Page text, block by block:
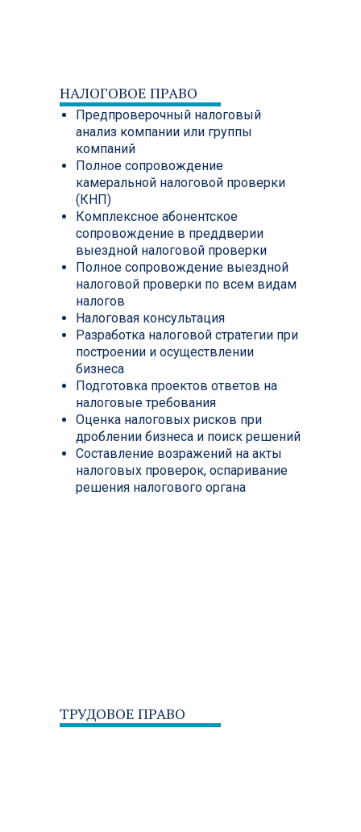
НАЛОГОВОЕ ПРАВО
Предпроверочный налоговый
анализ компании или группы
компаний
Полное сопровождение
камеральной налоговой проверки
(КНП)
Комплексное абонентское
сопровождение в преддверии
выездной налоговой проверки
Полное сопровождение выездной
налоговой проверки по всем видам
налогов
Налоговая консультация
Разработка налоговой стратегии при
построении и осуществлении
бизнеса
Подготовка проектов ответов на
налоговые требования
Оценка налоговых рисков при
дроблении бизнеса и поиск решений
Составление возражений на акты